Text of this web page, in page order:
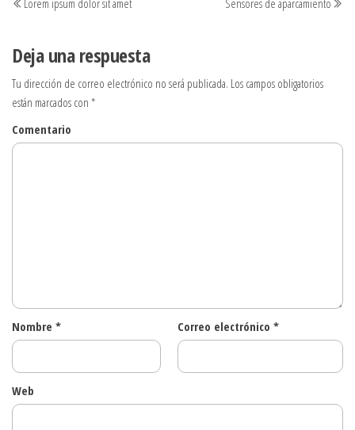
deLorem ipsum dolor sit amet
Sensores de aparcamiento
Deja una respuesta
Tu dirección de correo electrónico no será publicada. Los campos obligatorios
están marcados con *
Comentario
Nombre * Correo electrónico *
Web